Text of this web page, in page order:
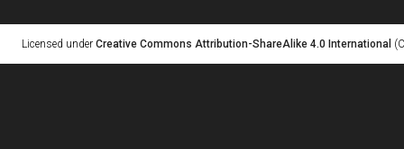
Licensed under Creative Commons Attribution-ShareAlike 4.0 International